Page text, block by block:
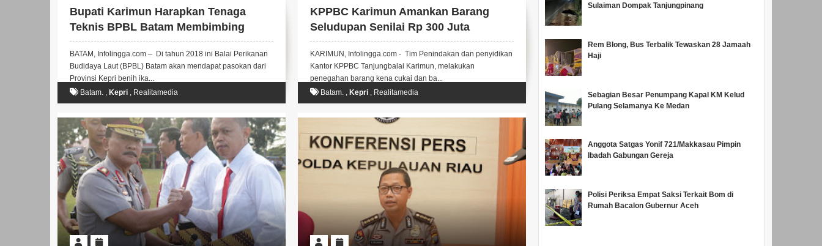
Bupati Karimun Harapkan Tenaga
Teknis BPBL Batam Membimbing
Pengelolaan Ikan Di Karimun
BATAM, Infolingga.com – Di tahun 2018 ini Balai Perikanan
Budidaya Laut (BPBL) Batam akan mendapat pasokan dari
Provinsi Kepri benih ika...
Batam., Kepri, Realitamedia
KPPBC Karimun Amankan Barang
Seludupan Senilai Rp 300 Juta
KARIMUN, Infolingga.com - Tim Penindakan dan penyidikan
Kantor KPPBC Tanjungbalai Karimun, melakukan
penegahan barang kena cukai dan ba...
Batam., Kepri, Realitamedia
Sulaiman Dompak Tanjungpinang
Rem Blong, Bus Terbalik Tewaskan 28 Jamaah
Haji
Sebagian Besar Penumpang Kapal KM Kelud
Pulang Selamanya Ke Medan
Anggota Satgas Yonif 721/Makkasau Pimpin
Ibadah Gabungan Gereja
Polisi Periksa Empat Saksi Terkait Bom di
Rumah Bacalon Gubernur Aceh